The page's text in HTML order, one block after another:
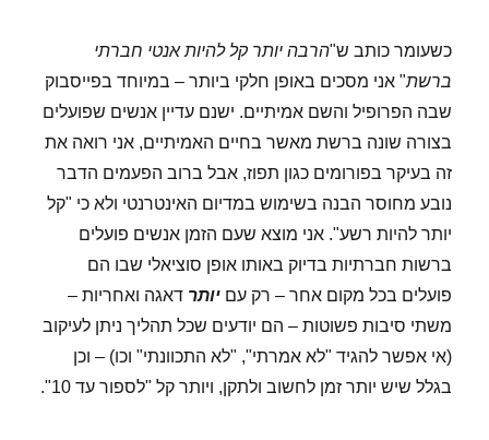
כשעומר כותב ש"הרבה יותר קל להיות אנטי חברתי
ברשת" אני מסכים באופן חלקי ביותר – במיוחד בפייסבוק
שבה הפרופיל והשם אמיתיים. ישנם עדיין אנשים שפועלים
בצורה שונה ברשת מאשר בחיים האמיתיים, אני רואה את
זה בעיקר בפורומים כגון תפוז, אבל ברוב הפעמים הדבר
נובע מחוסר הבנה בשימוש במדיום האינטרנטי ולא כי "קל
יותר להיות רשע". אני מוצא שעם הזמן אנשים פועלים
ברשות חברתיות בדיוק באותו אופן סוציאלי שבו הם
פועלים בכל מקום אחר – רק עםיותר דאגה ואחריות –
משתי סיבות פשוטות – הם יודעים שכל תהליך ניתן לעיקוב
(אי אפשר להגיד "לא אמרתי", "לא התכוונתי" וכו) – וכן
בגלל שיש יותר זמן לחשוב ולתקן, ויותר קל "לספור עד 10".